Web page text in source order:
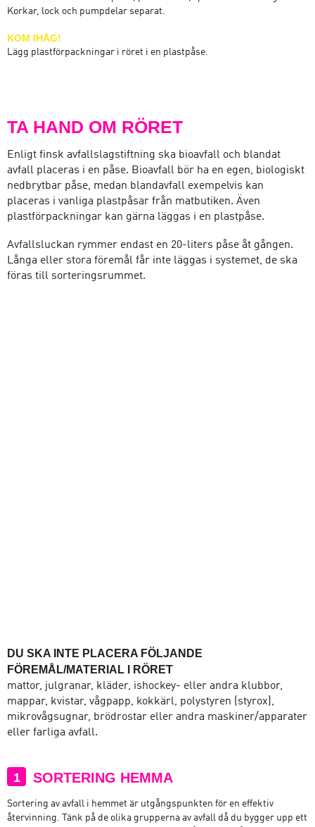
Korkar, lock och pumpdelar separat.
KOM IHÅG!
Lägg plastförpackningar i röret i en plastpåse.
TA HAND OM RÖRET
Enligt finsk avfallslagstiftning ska bioavfall och blandat
avfall placeras i en påse. Bioavfall bör ha en egen, biologiskt
nedbrytbar påse, medan blandavfall exempelvis kan
placeras i vanliga plastpåsar från matbutiken. Även
plastförpackningar kan gärna läggas i en plastpåse.
Avfallsluckan rymmer endast en 20-liters påse åt gången.
Långa eller stora föremål får inte läggas i systemet, de ska
föras till sorteringsrummet.
DU SKA INTE PLACERA FÖLJANDE
FÖREMÅL/MATERIAL I RÖRET
mattor, julgranar, kläder, ishockey- eller andra klubbor,
mappar, kvistar, vågpapp, kokkärl, polystyren (styrox),
mikrovågsugnar, brödrostar eller andra maskiner/apparater
eller farliga avfall.
1 SORTERING HEMMA
Sortering av avfall i hemmet är utgångspunkten för en effektiv
återvinning. Tänk på de olika grupperna av avfall då du bygger upp ett